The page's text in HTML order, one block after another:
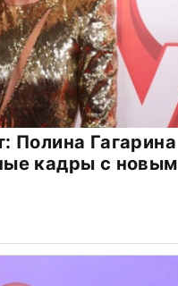
Полина Гагарина
кадры с новым